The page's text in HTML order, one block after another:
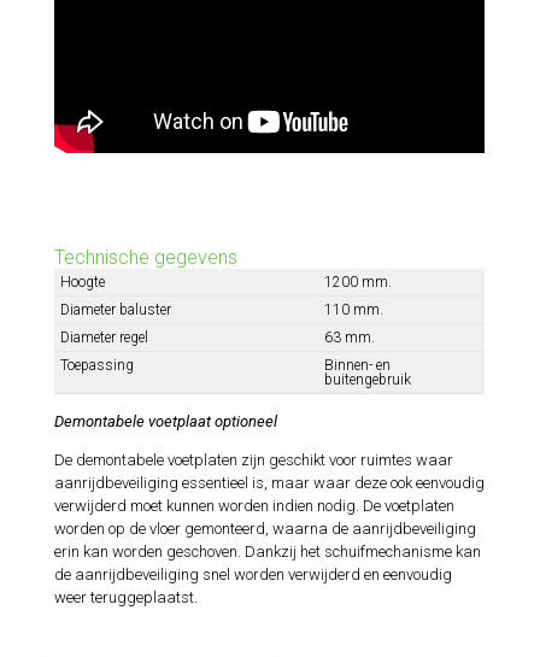
Technische gegevens
Hoogte
1200 mm.
Diameter baluster
110 mm.
Diameter regel
63 mm.
Toepassing
Binnen- en
buitengebruik
Demontabele voetplaat optioneel
De demontabele voetplaten zijn geschikt voor ruimtes waar
aanrijdbeveiliging essentieel is, maar waar deze ook eenvoudig
verwijderd moet kunnen worden indien nodig. De voetplaten
worden op de vloer gemonteerd, waarna de aanrijdbeveiliging
erin kan worden geschoven. Dankzij het schuifmechanisme kan
de aanrijdbeveiliging snel worden verwijderd en eenvoudig
weer teruggeplaatst.